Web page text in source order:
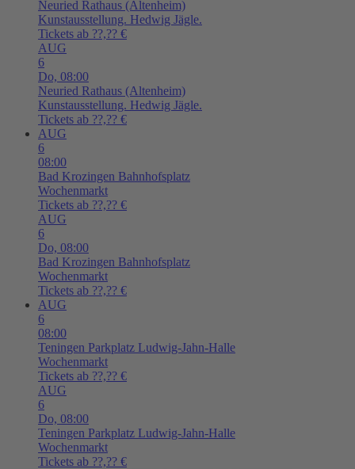
Neuried Rathaus (Altenheim)
Kunstausstellung. Hedwig Jägle.
Tickets ab ??,?? €
AUG
6
Do, 08:00
Neuried Rathaus (Altenheim)
Kunstausstellung. Hedwig Jägle.
Tickets ab ??,?? €
AUG
6
08:00
Bad Krozingen Bahnhofsplatz
Wochenmarkt
Tickets ab ??,?? €
AUG
6
Do, 08:00
Bad Krozingen Bahnhofsplatz
Wochenmarkt
Tickets ab ??,?? €
AUG
6
08:00
Teningen Parkplatz Ludwig-Jahn-Halle
Wochenmarkt
Tickets ab ??,?? €
AUG
6
Do, 08:00
Teningen Parkplatz Ludwig-Jahn-Halle
Wochenmarkt
Tickets ab ??,?? €